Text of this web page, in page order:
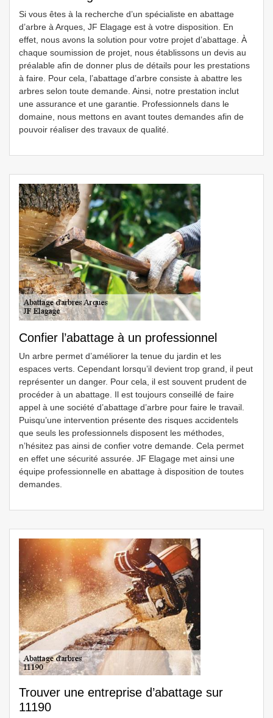
Si vous êtes à la recherche d’un spécialiste en abattage
d’arbre à Arques, JF Elagage est à votre disposition. En
effet, nous avons la solution pour votre projet d’abattage. À
chaque soumission de projet, nous établissons un devis au
préalable afin de donner plus de détails pour les prestations
à faire. Pour cela, l’abattage d’arbre consiste à abattre les
arbres selon toute demande. Ainsi, notre prestation inclut
une assurance et une garantie. Professionnels dans le
domaine, nous mettons en avant toutes demandes afin de
pouvoir réaliser des travaux de qualité.
Confier l’abattage à un professionnel
Un arbre permet d’améliorer la tenue du jardin et les
espaces verts. Cependant lorsqu’il devient trop grand, il peut
représenter un danger. Pour cela, il est souvent prudent de
procéder à un abattage. Il est toujours conseillé de faire
appel à une société d’abattage d’arbre pour faire le travail.
Puisqu’une intervention présente des risques accidentels
que seuls les professionnels disposent les méthodes,
n’hésitez pas ainsi de confier votre demande. Cela permet
en effet une sécurité assurée. JF Elagage met ainsi une
équipe professionnelle en abattage à disposition de toutes
demandes.
Trouver une entreprise d’abattage sur
11190